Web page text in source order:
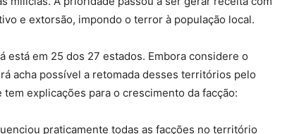
e extorsão, impondo o terror à população local.
está em 25 dos 27 estados. Embora considere o
acha possível a retomada desses territórios pelo
explicações para o crescimento da facção:
praticamente todas as facções no território